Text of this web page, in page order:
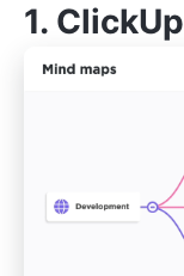
1. ClickUp